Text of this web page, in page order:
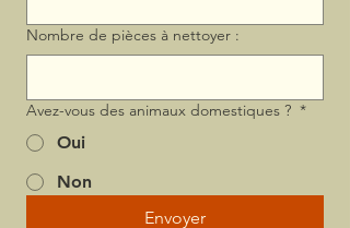
Nombre de pièces à nettoyer :
Avez-vous des animaux domestiques ? *
Oui
Non
Envoyer